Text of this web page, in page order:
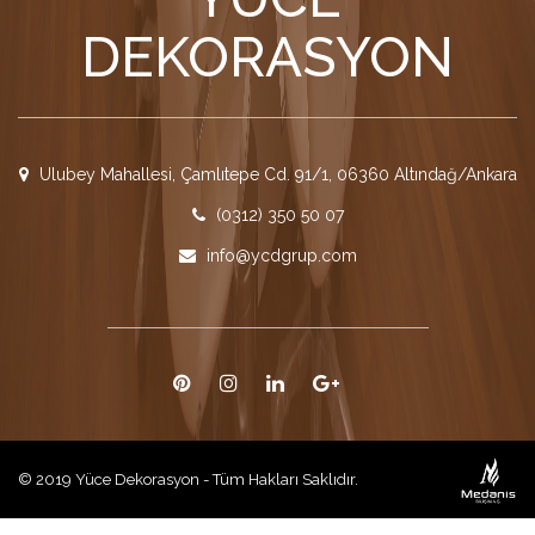
DEKORASYON
Ulubey Mahallesi, Çamlıtepe Cd. 91/1, 06360 Altındağ/Ankara
(0312) 350 50 07
info@ycdgrup.com
© 2019 Yüce Dekorasyon - Tüm Hakları Saklıdır.